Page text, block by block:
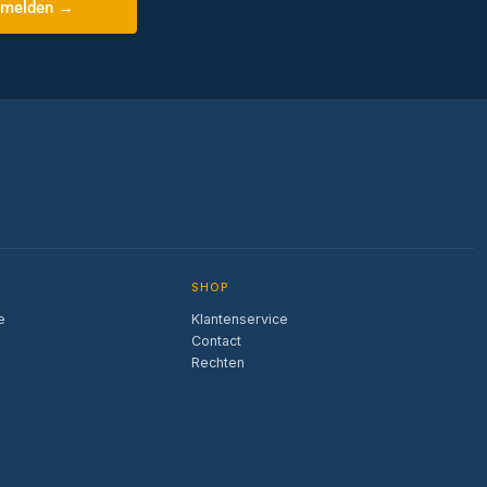
→
SHOP
Klantenservice
Contact
Rechten